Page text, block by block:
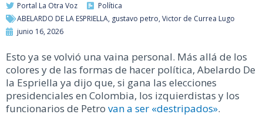
Portal La Otra Voz
Política
ABELARDO DE LA ESPRIELLA, gustavo petro, Victor de Currea Lugo
junio 16, 2026
Esto ya se volvió una vaina personal. Más allá de los
colores y de las formas de hacer política, Abelardo De
la Espriella ya dijo que, si gana las elecciones
presidenciales en Colombia, los izquierdistas y los
funcionarios de Petro van a ser «destripados».